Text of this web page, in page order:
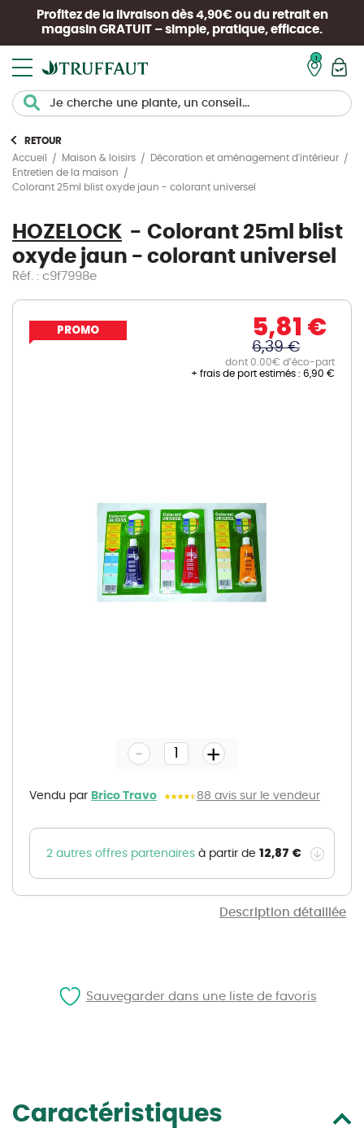
Profitez de la livraison dès 4,90€ ou du retrait en
magasin GRATUIT – simple, pratique, efficace.
RETOUR
Accueil
Maison & loisirs
Décoration et aménagement d'intérieur
Entretien de la maison
Colorant 25ml blist oxyde jaun - colorant universel
HOZELOCK
Colorant 25ml blist
oxyde jaun - colorant universel
Réf. : c9f7998e
Description détaillée
PROMO 5,81 €
6,39 €
dont 0.00€ d’éco-part
+ frais de port estimés : 6,90 €
gallery
Vendu par Brico Travo 88 avis sur le vendeur
- +
2 autres offres partenaires à partir de 12,87 €
Caractéristiques
Sauvegarder dans une liste de favoris